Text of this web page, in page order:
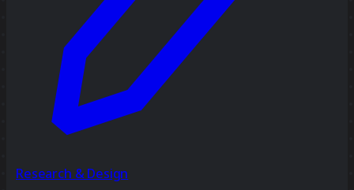
Research & Design